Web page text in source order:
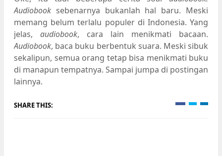
Audiobook sebenarnya bukanlah hal baru. Meski
memang belum terlalu populer di Indonesia. Yang
jelas, audiobook, cara lain menikmati bacaan.
Audiobook, baca buku berbentuk suara. Meski sibuk
sekalipun, semua orang tetap bisa menikmati buku
di manapun tempatnya. Sampai jumpa di postingan
lainnya.
SHARE THIS: